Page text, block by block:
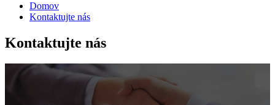
Domov
Kontaktujte nás
Kontaktujte nás